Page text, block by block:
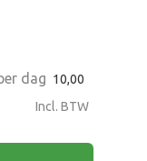
dag 10,00
Incl. BTW